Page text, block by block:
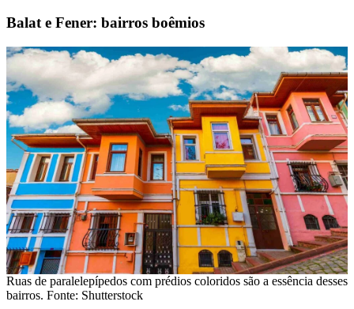
Balat e Fener: bairros boêmios
Ruas de paralelepípedos com prédios coloridos são a essência desses
bairros. Fonte: Shutterstock